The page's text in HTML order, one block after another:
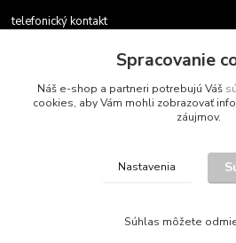
telefonický kontakt
v pracovných dňoch 08.30 - 16.00
obchod@marketsk.sk
© 2013 - 2026
Spracovanie
Náš e-shop a partneri potrebujú Váš
cookies, aby Vám mohli zobrazovať
záujmov.
Nastavenia
Súhlas môžete